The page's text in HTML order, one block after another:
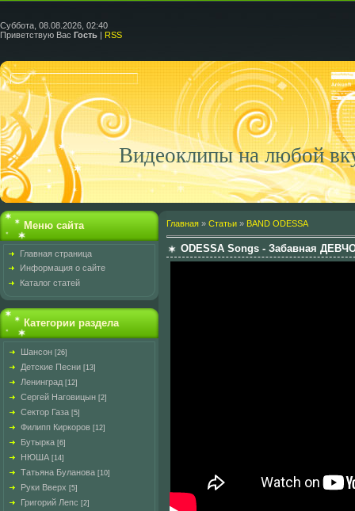
Суббота, 08.08.2026, 02:40
Приветствую Вас Гость | RSS
Видеоклипы на любой
Меню сайта
Главная страница
Информация о сайте
Каталог статей
Категории раздела
Шансон [26]
Детские Песни [13]
Ленинград [12]
Сергей Наговицын [2]
Сектор Газа [5]
Филипп Киркоров [12]
Бутырка [6]
НЮША [14]
Татьяна Буланова [10]
Руки Вверх [5]
Григорий Лепс [2]
Главная » Статьи » BAND ODESSA
ODESSA Songs - Забавная